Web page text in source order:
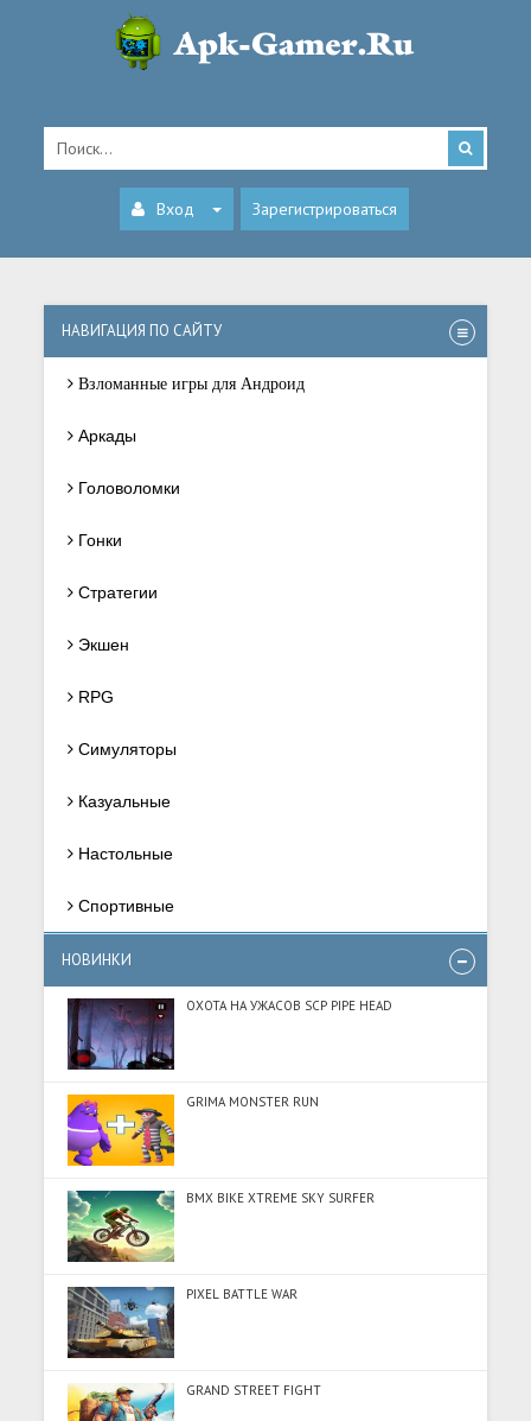
Вход Зарегистрироваться
НАВИГАЦИЯ ПО САЙТУ
Взломанные игры для Андроид
Аркады
Головоломки
Гонки
Стратегии
Экшен
RPG
Симуляторы
Казуальные
Настольные
Спортивные
НОВИНКИ
ОХОТА НА УЖАСОВ SCP PIPE HEAD
GRIMA MONSTER RUN
BMX BIKE XTREME SKY SURFER
PIXEL BATTLE WAR
GRAND STREET FIGHT